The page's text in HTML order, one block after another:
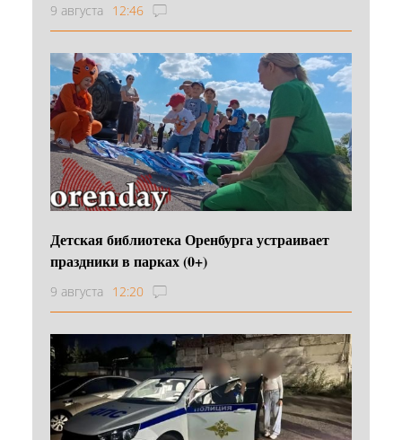
9 августа 12:46
Детская библиотека Оренбурга устраивает
праздники в парках (0+)
9 августа 12:20